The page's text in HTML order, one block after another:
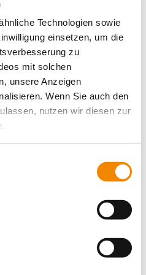
Technologien sowie
einsetzen, um die
zu
mit solchen
unsere Anzeigen
Wenn Sie auch den
nutzen wir diesen zur
IP-Adresse und
mit Daten von anderen
mitunter auch, wenn Sie
Geräte verwenden,
Drittländer (insb. die USA)
Dort ist kein der EU
"Neue Wege"
am Südheimer Platz